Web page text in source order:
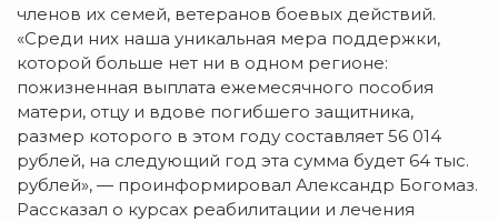
членов их семей, ветеранов боевых действий.
«Среди них наша уникальная мера поддержки,
которой больше нет ни в одном регионе:
пожизненная выплата ежемесячного пособия
матери, отцу и вдове погибшего защитника,
размер которого в этом году составляет 56 014
рублей, на следующий год эта сумма будет 64 тыс.
рублей», — проинформировал Александр Богомаз.
Рассказал о курсах реабилитации и лечения